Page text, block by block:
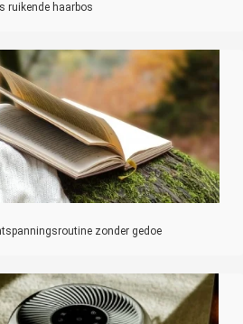
ruikende haarbos
zonder gedoe